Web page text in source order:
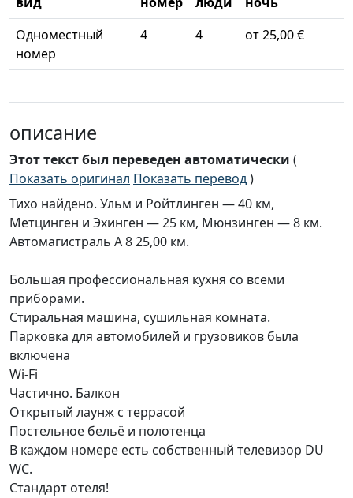
Одноместный
номер
4 4 от 25,00 €
описание
Этот текст был переведен автоматически (
Показать оригинал Показать перевод)
Тихо найдено. Ульм и Ройтлинген — 40 км,
Метцинген и Эхинген — 25 км, Мюнзинген — 8 км.
Автомагистраль A 8 25,00 км.
Большая профессиональная кухня со всеми
приборами.
Стиральная машина, сушильная комната.
Парковка для автомобилей и грузовиков была
включена
Wi-Fi
Частично. Балкон
Открытый лаунж с террасой
Постельное бельё и полотенца
В каждом номере есть собственный телевизор DU
WC.
Стандарт отеля!